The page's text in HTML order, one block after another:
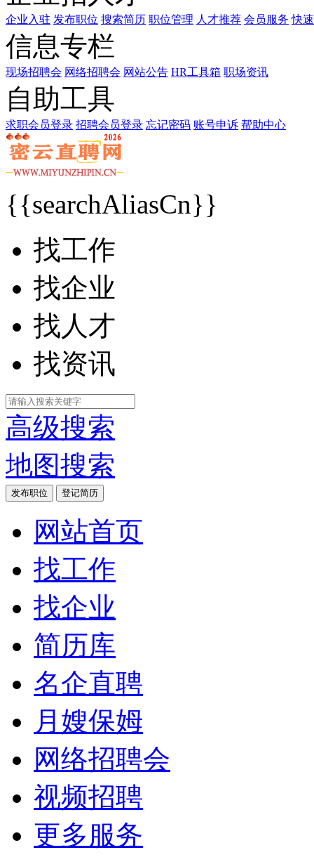
企业入驻 发布职位 搜索简历 职位管理 人才推荐 会员服务 快
信息专栏
现场招聘会 网络招聘会 网站公告 HR工具箱 职场资讯
自助工具
求职会员登录 招聘会员登录 忘记密码 账号申诉 帮助中心
{{searchAliasCn}}
找工作
找企业
找人才
找资讯
高级搜索
地图搜索
发布职位 登记简历
网站首页
找工作
找企业
简历库
名企直聘
月嫂保姆
网络招聘会
视频招聘
更多服务